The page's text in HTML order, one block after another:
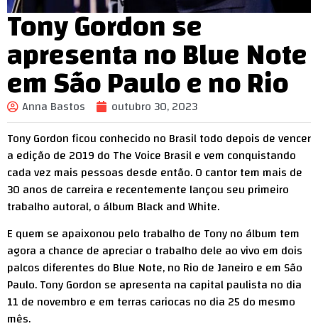
Tony Gordon se
apresenta no Blue Note
em São Paulo e no Rio
Anna Bastos
outubro 30, 2023
Tony Gordon ficou conhecido no Brasil todo depois de vencer
a edição de 2019 do The Voice Brasil e vem conquistando
cada vez mais pessoas desde então. O cantor tem mais de
30 anos de carreira e recentemente lançou seu primeiro
trabalho autoral, o álbum Black and White.
E quem se apaixonou pelo trabalho de Tony no álbum tem
agora a chance de apreciar o trabalho dele ao vivo em dois
palcos diferentes do Blue Note, no Rio de Janeiro e em São
Paulo. Tony Gordon se apresenta na capital paulista no dia
11 de novembro e em terras cariocas no dia 25 do mesmo
mês.